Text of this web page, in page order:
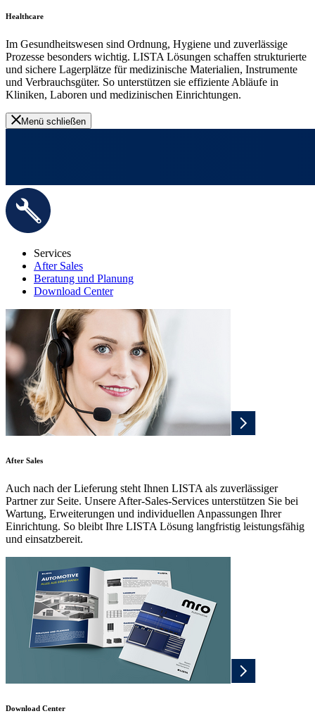
Healthcare
Im Gesundheitswesen sind Ordnung, Hygiene und zuverlässige
Prozesse besonders wichtig. LISTA Lösungen schaffen strukturierte
und sichere Lagerplätze für medizinische Materialien, Instrumente
und Verbrauchsgüter. So unterstützen sie effiziente Abläufe in
Kliniken, Laboren und medizinischen Einrichtungen.
Menü schließen
Services
After Sales
Beratung und Planung
Download Center
After Sales
Auch nach der Lieferung steht Ihnen LISTA als zuverlässiger
Partner zur Seite. Unsere After-Sales-Services unterstützen Sie bei
Wartung, Erweiterungen und individuellen Anpassungen Ihrer
Einrichtung. So bleibt Ihre LISTA Lösung langfristig leistungsfähig
und einsatzbereit.
Download Center